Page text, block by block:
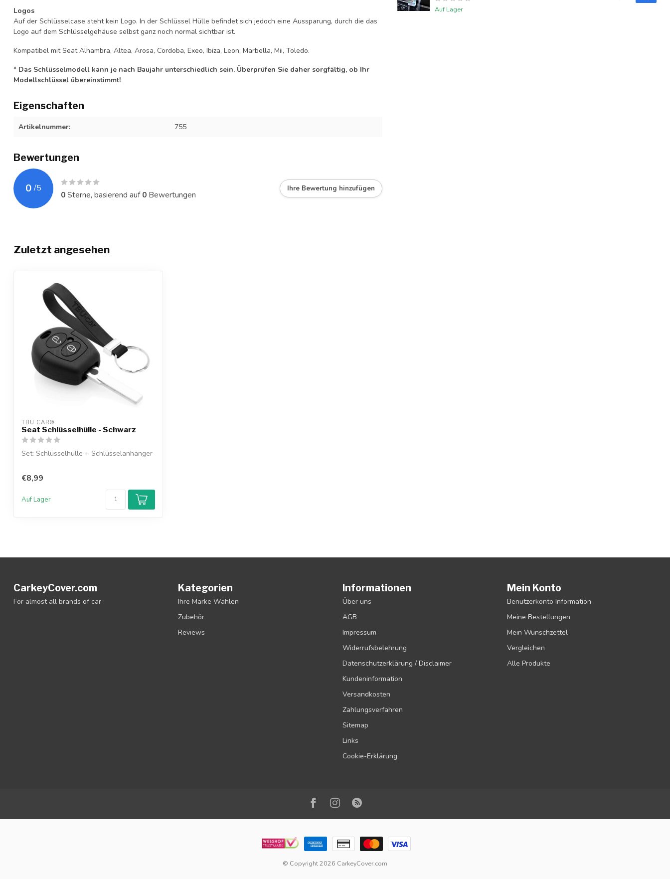
Logos
Auf der Schlüsselcase steht kein Logo. In der Schlüssel Hülle befindet sich jedoch eine Aussparung, durch die das
Logo auf dem Schlüsselgehäuse selbst ganz noch normal sichtbar ist.
Kompatibel mit Seat Alhambra, Altea, Arosa, Cordoba, Exeo, Ibiza, Leon, Marbella, Mii, Toledo.
* Das Schlüsselmodell kann je nach Baujahr unterschiedlich sein. Überprüfen Sie daher sorgfältig, ob Ihr
Modellschlüssel übereinstimmt!
Eigenschaften
Artikelnummer: 755
Bewertungen
0 /5
0Sterne, basierend auf0 Bewertungen
Ihre Bewertung hinzufügen
Auf Lager
Zuletzt angesehen
TBU CAR®
Seat Schlüsselhülle - Schwarz
Set: Schlüsselhülle + Schlüsselanhänger
€8,99
Auf Lager
CarkeyCover.com
For almost all brands of car
Kategorien
Ihre Marke Wählen
Zubehör
Reviews
Informationen
Über uns
AGB
Impressum
Widerrufsbelehrung
Datenschutzerklärung / Disclaimer
Kundeninformation
Versandkosten
Zahlungsverfahren
Sitemap
Links
Cookie-Erklärung
Mein Konto
Benutzerkonto Information
Meine Bestellungen
Mein Wunschzettel
Vergleichen
Alle Produkte
© Copyright 2026 CarkeyCover.com